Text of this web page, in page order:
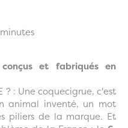
conçus et fabriqués en
? : Une coquecigrue, c'est
animal inventé, un mot
piliers de la marque. Et